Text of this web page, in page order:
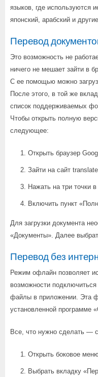
языков, где используются
японский, арабский и
Перевод
Это возможность не
ничего не мешает зайти в
С ее помощью можно
После этого, в той же
список поддерживаемых
Чтобы открыть полную
следующее:
Открыть браузер
Зайти на сайт
Нажать на три точки
Включить пункт
Для загрузки документа
«Документы». Далее
Перевод без
Режим офлайн позволяет
возможности подключиться
файлы в приложении. Эта
установленной программе
Все, что нужно сделать —
Открыть боковое
Выбрать вкладку